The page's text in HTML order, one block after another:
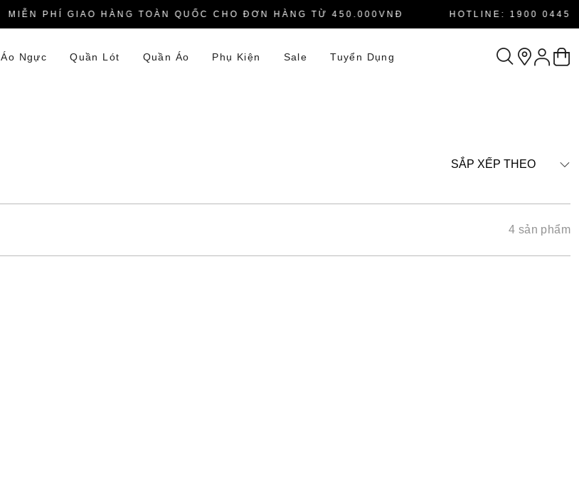
MIỄN PHÍ GIAO HÀNG TOÀN QUỐC CHO ĐƠN HÀNG TỪ 450.000VNĐ HOTLINE: 1900 0445
Áo Ngực Quần Lót Quần Áo Phụ Kiện Sale Tuyển Dụng
SẮP XẾP THEO
4 sản phẩm